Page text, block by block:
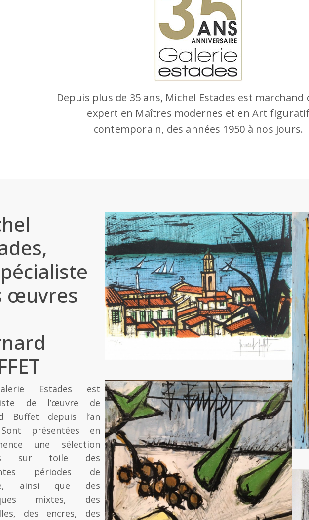
Depuis plus de 35 ans, Michel Estades est marchand
expert en Maîtres modernes et en Art
contemporain, des années 1950 à nos jours.
œuvres
Estades est
de l’œuvre de
Buffet depuis l’an
présentées en
une sélection
sur toile des
périodes de
ainsi que des
mixtes, des
des encres, des